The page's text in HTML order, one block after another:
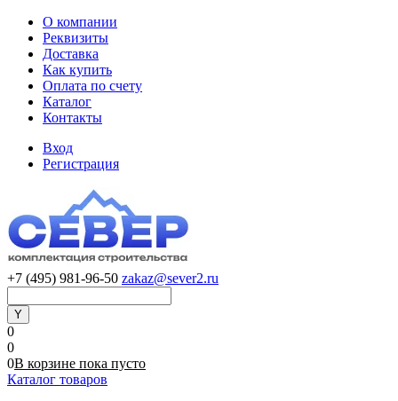
О компании
Реквизиты
Доставка
Как купить
Оплата по счету
Каталог
Контакты
Вход
Регистрация
+7 (495) 981-96-50 zakaz@sever2.ru
0
0
0В корзине пока пусто
Каталог товаров